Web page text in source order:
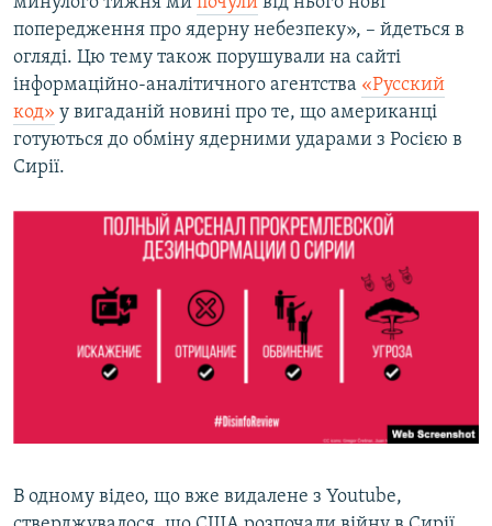
попередження про ядерну небезпеку», – йдеться в
огляді. Цю тему також порушували на сайті
інформаційно-аналітичного агентства «Русский
код» у вигаданій новині про те, що американці
готуються до обміну ядерними ударами з Росією в
Сирії.
В одному відео, що вже видалене з Youtube,